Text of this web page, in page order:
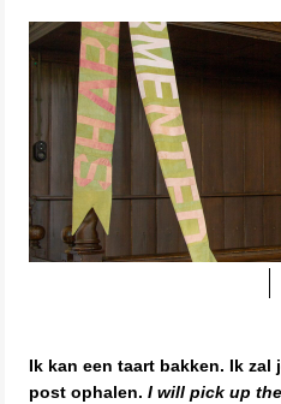
Ik kan een taart bakken. Ik
post ophalen. I will pick up